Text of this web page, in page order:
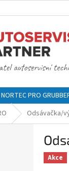
PRO GRUBBER
Odsávačka/
Akce